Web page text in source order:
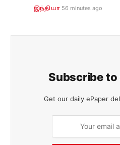
இந்தியா 56 minutes ago
Subscribe to
Get our daily ePaper